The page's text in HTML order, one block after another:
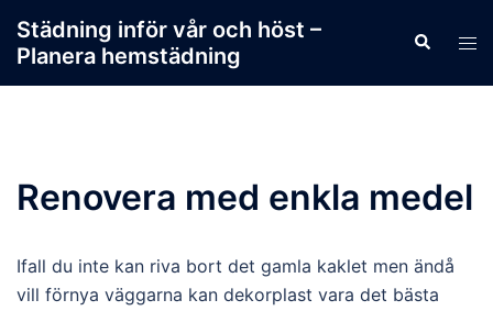
content
Städning inför vår och höst –
Planera hemstädning
Search
Renovera med enkla medel
Ifall du inte kan riva bort det gamla kaklet men ändå
vill förnya väggarna kan dekorplast vara det bästa